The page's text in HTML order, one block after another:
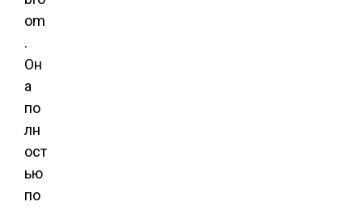
om
.
Он
а
по
лн
ост
ью
по